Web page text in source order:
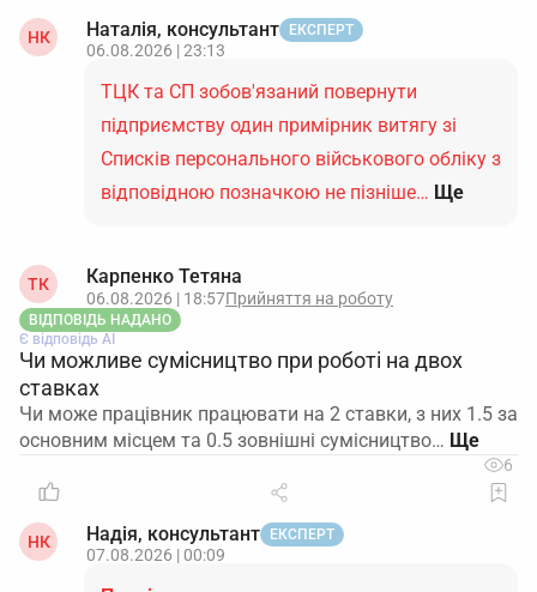
НК Наталія, консультант ЕКСПЕРТ
06.08.2026 | 23:13
ТЦК та СП зобов'язаний повернути
підприємству один примірник витягу зі
Списків персонального військового обліку з
відповідною позначкою не пізніше… Ще
ТК Карпенко Тетяна
06.08.2026 | 18:57Прийняття на роботу
ВІДПОВІДЬ НАДАНО
Є відповідь АІ
Чи можливе сумісництво при роботі на двох
ставках
Чи може працівник працювати на 2 ставки, з них 1.5 за
основним місцем та 0.5 зовнішні сумісництво…
6
НК Надія, консультант ЕКСПЕРТ
07.08.2026 | 00:09